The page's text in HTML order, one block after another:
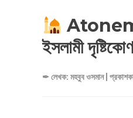
ইসলামী দৃষ্টিকোণ
✒ লেখক: মহবুব ওসমান |